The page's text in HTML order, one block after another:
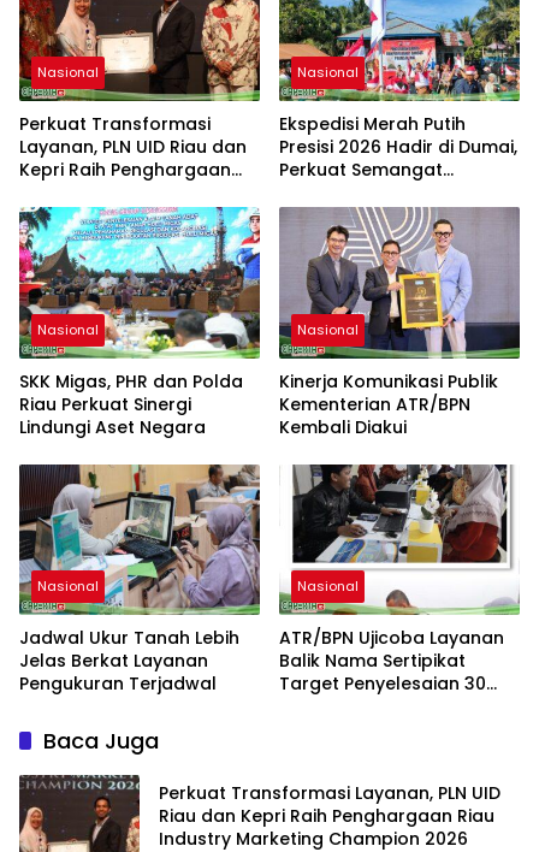
Nasional
Perkuat Transformasi
Layanan, PLN UID Riau dan
Kepri Raih Penghargaan
Champion 2026
Nasional
Ekspedisi Merah Putih
Presisi 2026 Hadir di Dumai,
Perkuat Semangat
Kepedulian Sosial
Nasional
SKK Migas, PHR dan Polda
Riau Perkuat Sinergi
Lindungi Aset Negara
Nasional
Kinerja Komunikasi Publik
Kementerian ATR/BPN
Kembali Diakui
Nasional
Jadwal Ukur Tanah Lebih
Jelas Berkat Layanan
Pengukuran Terjadwal
Nasional
ATR/BPN Ujicoba Layanan
Balik Nama Sertipikat
Target Penyelesaian 30
Baca Juga
Perkuat Transformasi Layanan, PLN UID
Riau dan Kepri Raih Penghargaan Riau
Industry Marketing Champion 2026